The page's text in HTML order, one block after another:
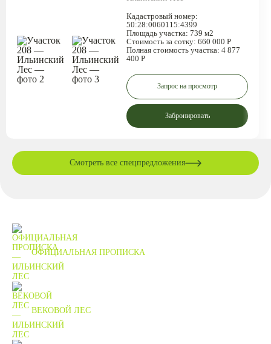
Кадастровый номер:
50:28:0060115:4399
Площадь участка: 739 м2
Стоимость за сотку: 660 000 Р
Полная стоимость участка: 4 877
400 Р
Запрос на просмотр
Забронировать
Смотреть все спецпредложения
ОФИЦИАЛЬНАЯ ПРОПИСКА
ВЕКОВОЙ ЛЕС